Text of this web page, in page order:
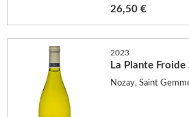
26,50 €
2023
La Plante Froide
Nozay, Saint